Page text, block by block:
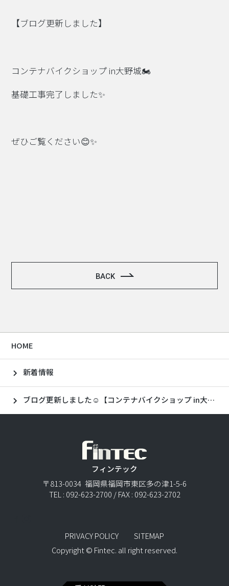
【ブログ更新しました】
コンテナバイクショップ in大野城🏍
基礎工事完了しました✨
ぜひご覧ください😊✨
BACK
HOME
新着情報
ブログ更新しました☺【コンテナバイクショップ in大野城🏍】
フィンテック
〒813-0034 福岡県福岡市東区多の津1-5-6
TEL : 092-623-2700 / FAX : 092-623-2702
PRIVACY POLICY
SITEMAP
Copyright © Fintec. all right reserved.